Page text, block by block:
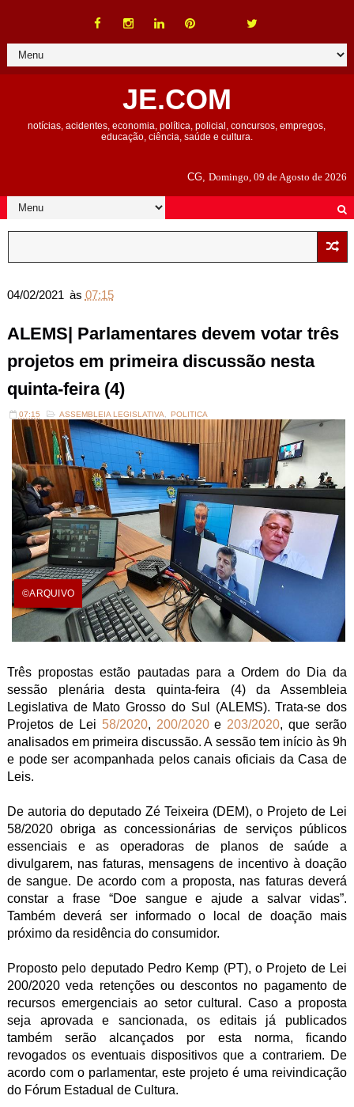
JE.COM
notícias, acidentes, economia, política, policial, concursos, empregos,
educação, ciência, saúde e cultura.
CG,Domingo, 09 de Agosto de 2026
04/02/2021 às 07:15
ALEMS| Parlamentares devem votar três
projetos em primeira discussão nesta
quinta-feira (4)
07:15 ASSEMBLEIA LEGISLATIVA POLITICA
©ARQUIVO
Três propostas estão pautadas para a Ordem do Dia da
sessão plenária desta quinta-feira (4) da Assembleia
Legislativa de Mato Grosso do Sul (ALEMS). Trata-se dos
Projetos de Lei 58/2020, 200/2020e 203/2020, que serão
analisados em primeira discussão. A sessão tem início às 9h
e pode ser acompanhada pelos canais oficiais da Casa de
Leis.
De autoria do deputado Zé Teixeira (DEM), o Projeto de Lei
58/2020 obriga as concessionárias de serviços públicos
essenciais e as operadoras de planos de saúde a
divulgarem, nas faturas, mensagens de incentivo à doação
de sangue. De acordo com a proposta, nas faturas deverá
constar a frase “Doe sangue e ajude a salvar vidas”.
Também deverá ser informado o local de doação mais
próximo da residência do consumidor.
Proposto pelo deputado Pedro Kemp (PT), o Projeto de Lei
200/2020 veda retenções ou descontos no pagamento de
recursos emergenciais ao setor cultural. Caso a proposta
seja aprovada e sancionada, os editais já publicados
também serão alcançados por esta norma, ficando
revogados os eventuais dispositivos que a contrariem. De
acordo com o parlamentar, este projeto é uma reivindicação
do Fórum Estadual de Cultura.